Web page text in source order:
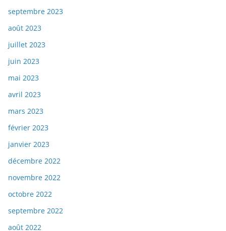
septembre 2023
août 2023
juillet 2023
juin 2023
mai 2023
avril 2023
mars 2023
février 2023
janvier 2023
décembre 2022
novembre 2022
octobre 2022
septembre 2022
août 2022